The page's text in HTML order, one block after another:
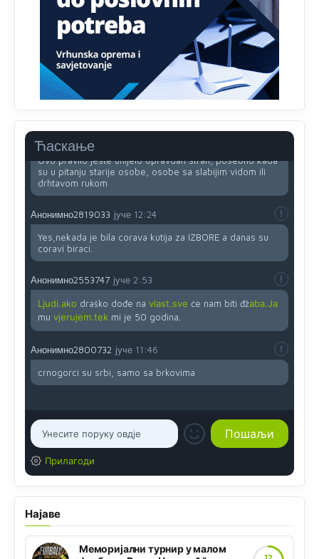
Ћаскање
Najveći dio populacije starije od 65 godina uopšte ne
koristi internet, niti ima pristup računarima
Анонимно2818605
11:45
Uvođenje pravila da se umjesto dosadašnjeg znaka "X"
(krstića) kružić ispred kandidata mora u potpunosti
obojiti (popuniti) uvedeno je isključivo zbog tehničkih
Ovo pravilo jeste unijelo opravdan strah, posebno kada
su u pitanju starije osobe, osobe sa slabijim vidom ili
drhtavom rukom
Анонимно2819033 јуче 12:24
Yes,nekada je bila corava kutija za IZBORE a danas su
coravi biraci.
Анонимно2553747 јуче 2:53
Ljudi.ako draško dođe na vlast.sve će nam biti đžaba.Ja
mu vjerujem.tek mi je 50 godina.
Анонимно2800732 јуче 11:46
crnogorci su srbi, samo sa brkovima
Прилагоди
Најаве
Меморијални турнир у малом